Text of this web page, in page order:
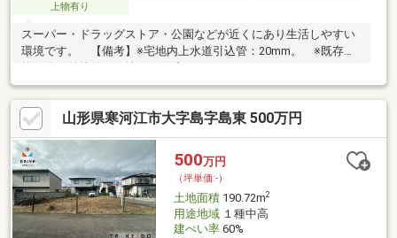
上物有り
スーパー・ドラッグストア・公園などが近くにあり生活しやすい
環境です。 【備考】※宅地内上水道引込管：20mm。 ※既存建
山形県寒河江市大字島字島東 500万円
500万円
（坪単価:-）
土地面積190.72m2
用途地域１種中高
建ぺい率60%